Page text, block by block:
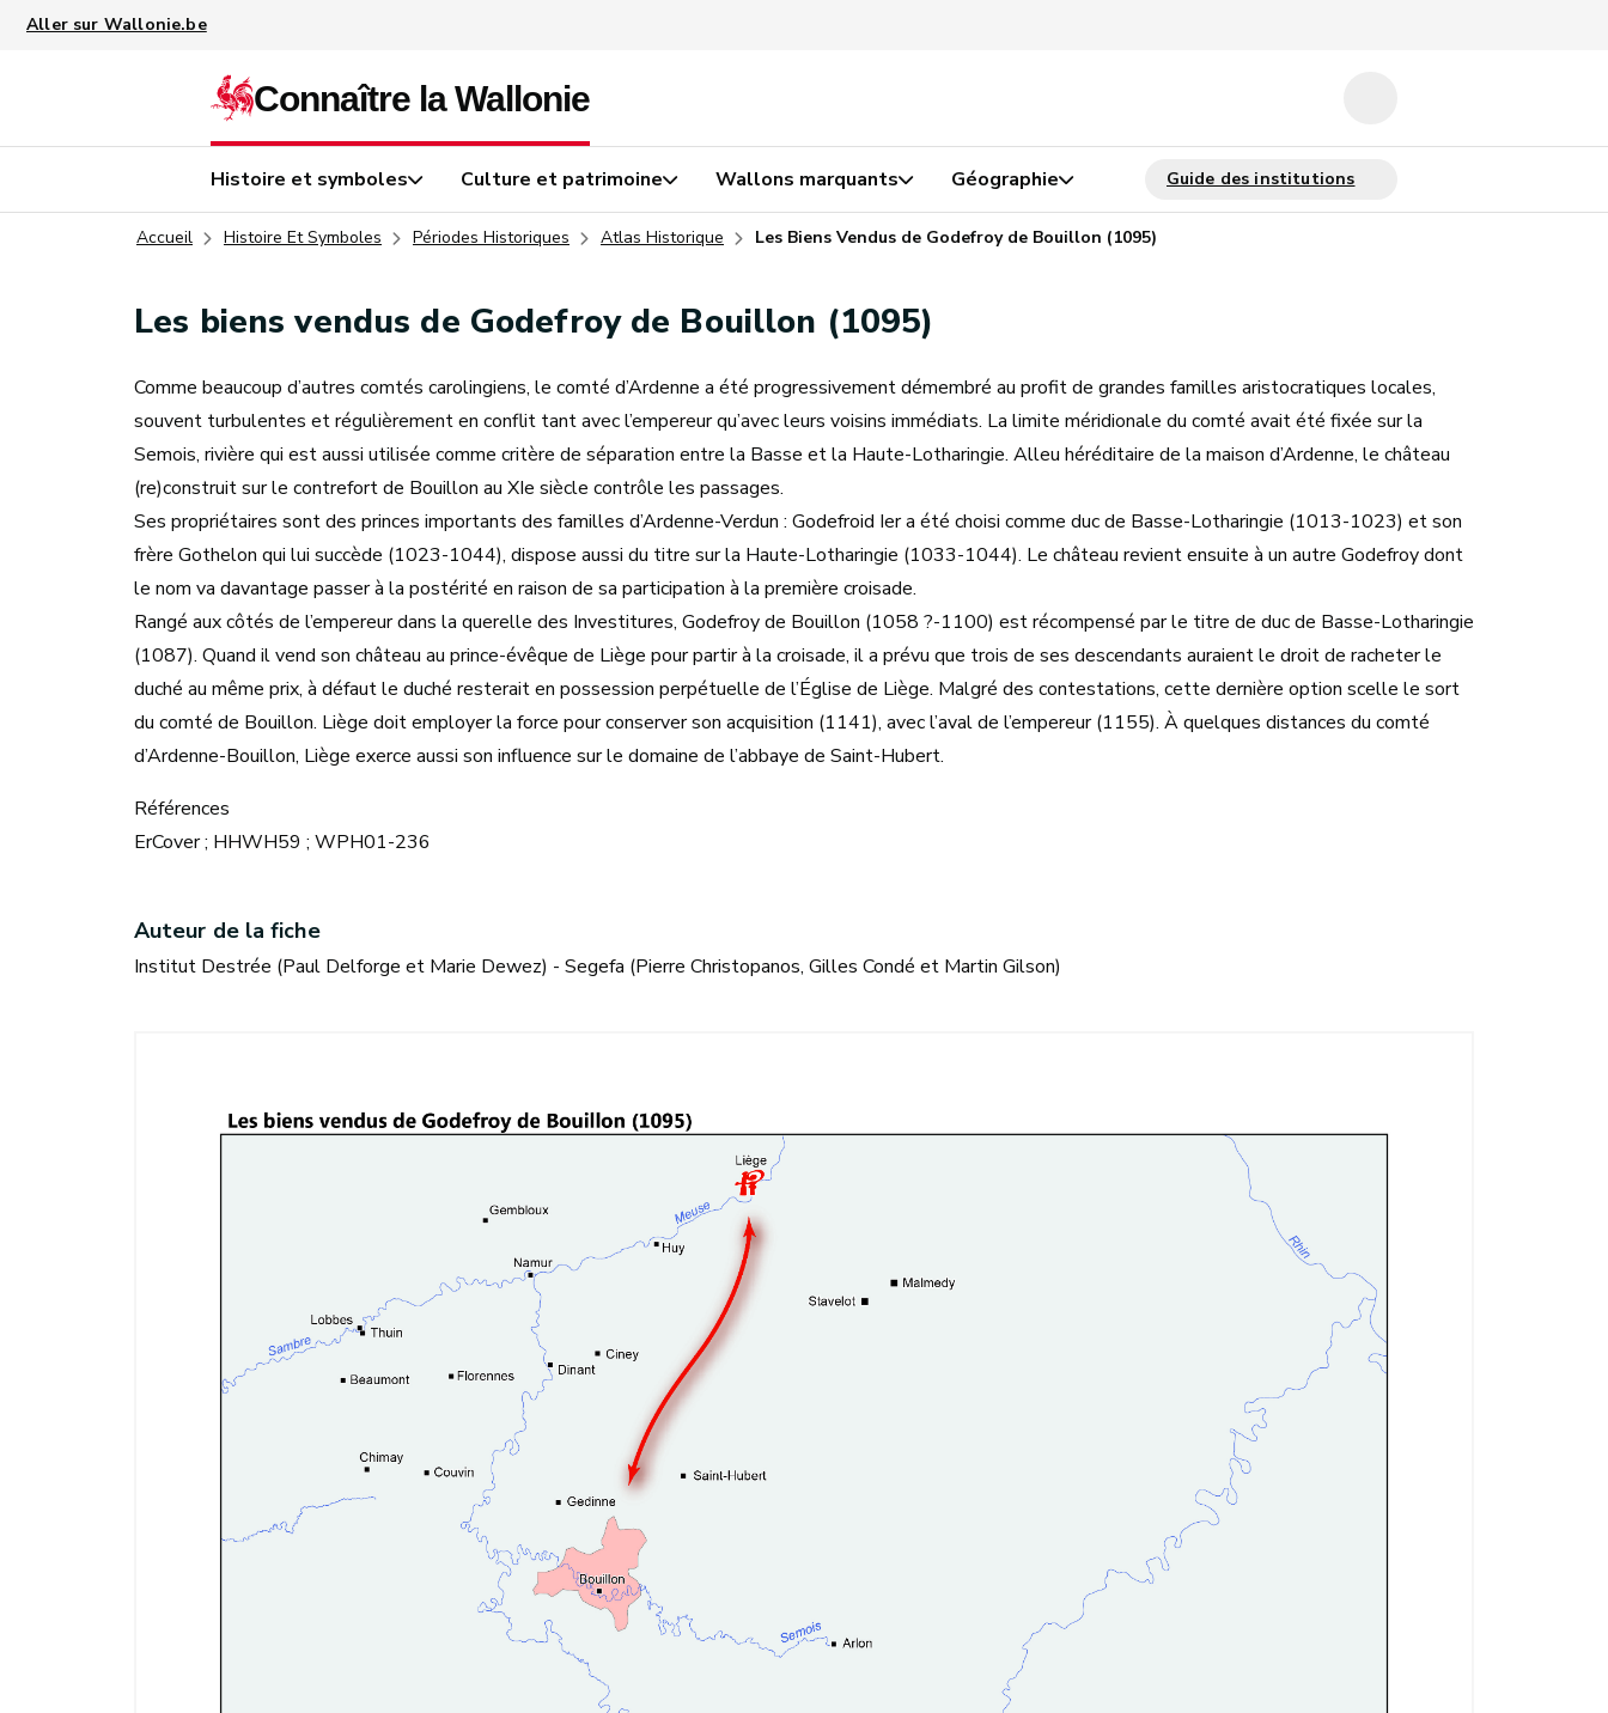
Histoire et symboles Culture et patrimoine Wallons marquants Géographie
Accueil Histoire Et Symboles Périodes Historiques Atlas Historique Les Biens Vendus de Godefroy de Bouillon (1095)
Les biens vendus de Godefroy de Bouillon (1095)
Comme beaucoup d’autres comtés carolingiens, le comté d’Ardenne a été progressivement démembré au profit de grandes familles aristocratiques locales,
souvent turbulentes et régulièrement en conflit tant avec l’empereur qu’avec leurs voisins immédiats. La limite méridionale du comté avait été fixée sur la
Semois, rivière qui est aussi utilisée comme critère de séparation entre la Basse et la Haute-Lotharingie. Alleu héréditaire de la maison d’Ardenne, le château
(re)construit sur le contrefort de Bouillon au XIe siècle contrôle les passages.
Ses propriétaires sont des princes importants des familles d’Ardenne-Verdun : Godefroid Ier a été choisi comme duc de Basse-Lotharingie (1013-1023) et son
frère Gothelon qui lui succède (1023-1044), dispose aussi du titre sur la Haute-Lotharingie (1033-1044). Le château revient ensuite à un autre Godefroy dont
le nom va davantage passer à la postérité en raison de sa participation à la première croisade.
Rangé aux côtés de l’empereur dans la querelle des Investitures, Godefroy de Bouillon (1058 ?-1100) est récompensé par le titre de duc de Basse-Lotharingie
(1087). Quand il vend son château au prince-évêque de Liège pour partir à la croisade, il a prévu que trois de ses descendants auraient le droit de racheter le
duché au même prix, à défaut le duché resterait en possession perpétuelle de l’Église de Liège. Malgré des contestations, cette dernière option scelle le sort
du comté de Bouillon. Liège doit employer la force pour conserver son acquisition (1141), avec l’aval de l’empereur (1155). À quelques distances du comté
d’Ardenne-Bouillon, Liège exerce aussi son influence sur le domaine de l’abbaye de Saint-Hubert.
Références
ErCover ; HHWH59 ; WPH01-236
Auteur de la fiche
Institut Destrée (Paul Delforge et Marie Dewez) - Segefa (Pierre Christopanos, Gilles Condé et Martin Gilson)